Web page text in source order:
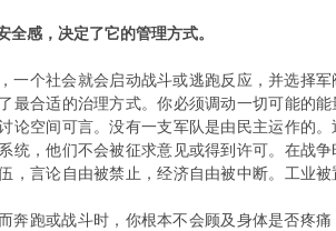
全感，决定了它的管理方式。
个社会就会启动战斗或逃跑反应，并选择军
最合适的治理方式。你必须调动一切可能的
论空间可言。没有一支军队是由民主运作的
统，他们不会被征求意见或得到许可。在战
，言论自由被禁止，经济自由被中断。工业
跑或战斗时，你根本不会顾及身体是否疼痛